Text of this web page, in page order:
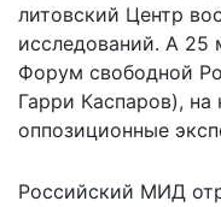
литовский Центр
исследований. А 25
Форум свободной
Гарри Каспаров),
оппозиционные
Российский МИД